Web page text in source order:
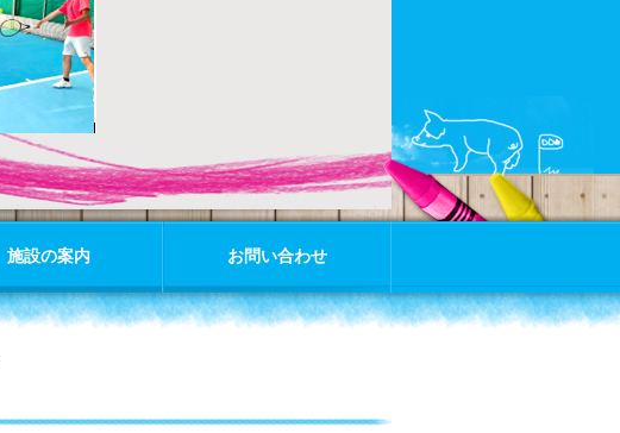
施設の案内 お問い合わせ